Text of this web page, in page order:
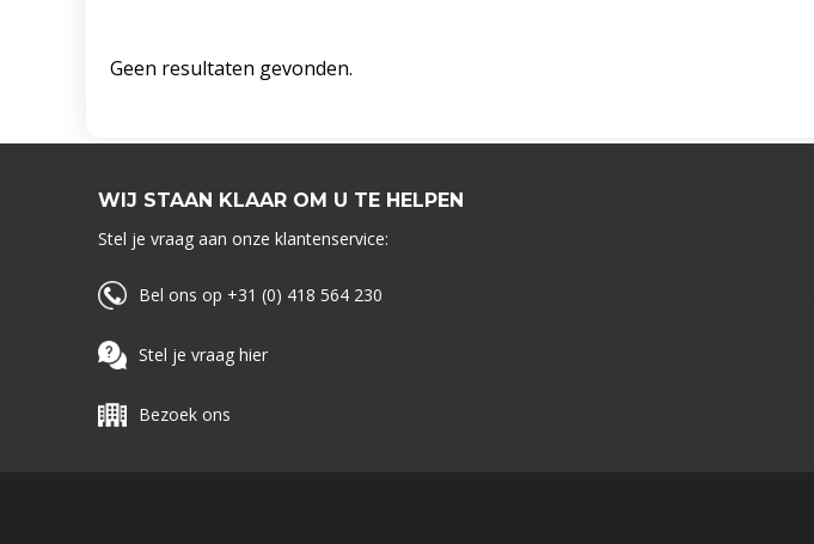
Geen resultaten gevonden.
WIJ STAAN KLAAR OM U TE HELPEN
Stel je vraag aan onze klantenservice:
Bel ons op +31 (0) 418 564 230
Stel je vraag hier
Bezoek ons